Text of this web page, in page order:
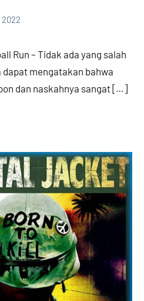
Run – Tidak ada yang salah
dapat mengatakan bahwa
dan naskahnya sangat […]